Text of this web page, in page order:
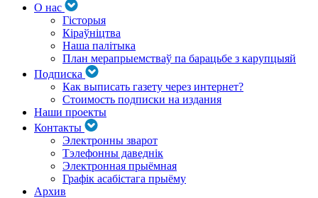
О нас
Гісторыя
Кіраўніцтва
Наша палітыка
План мерапрыемстваў па барацьбе з карупцыяй
Подписка
Как выписать газету через интернет?
Стоимость подписки на издания
Наши проекты
Контакты
Электронны зварот
Тэлефонны даведнік
Электронная прыёмная
Графік асабістага прыёму
Архив